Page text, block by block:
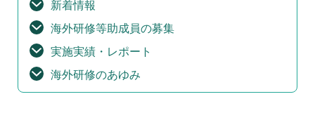
新着情報
海外研修等助成員の募集
実施実績・レポート
海外研修のあゆみ